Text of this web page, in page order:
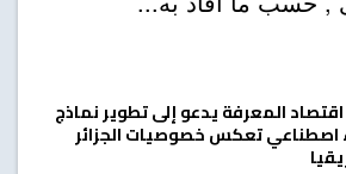
اقتصاد المعرفة يدعو إلى تطوير نماذج
اصطناعي تعكس خصوصيات الجزائر